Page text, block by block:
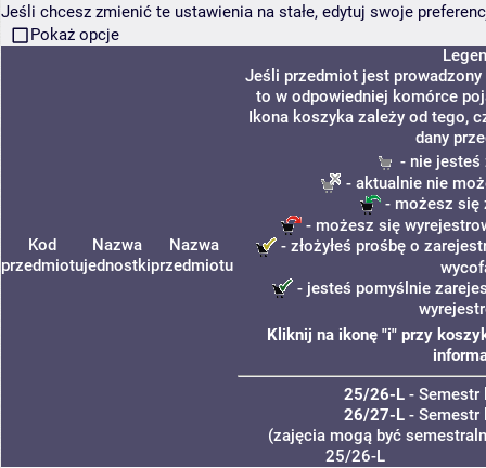
Jeśli chcesz zmienić te ustawienia na stałe, edytuj swoje
Pokaż opcje
Kod
przedmiotu
Nazwa
jednostki
Nazwa
przedmiotu
Jeśli przedmiot jest prowadzony
to w odpowiedniej komórce
Ikona koszyka zależy od tego,
dany
- nie jesteś
- aktualnie nie
- możesz się
- możesz się
- złożyłeś prośbę o
- jesteś pomyślnie
Kliknij na ikonę "i" przy
25/26-L- Semestr
26/27-L- Semestr
(zajęcia mogą być
25/26-L